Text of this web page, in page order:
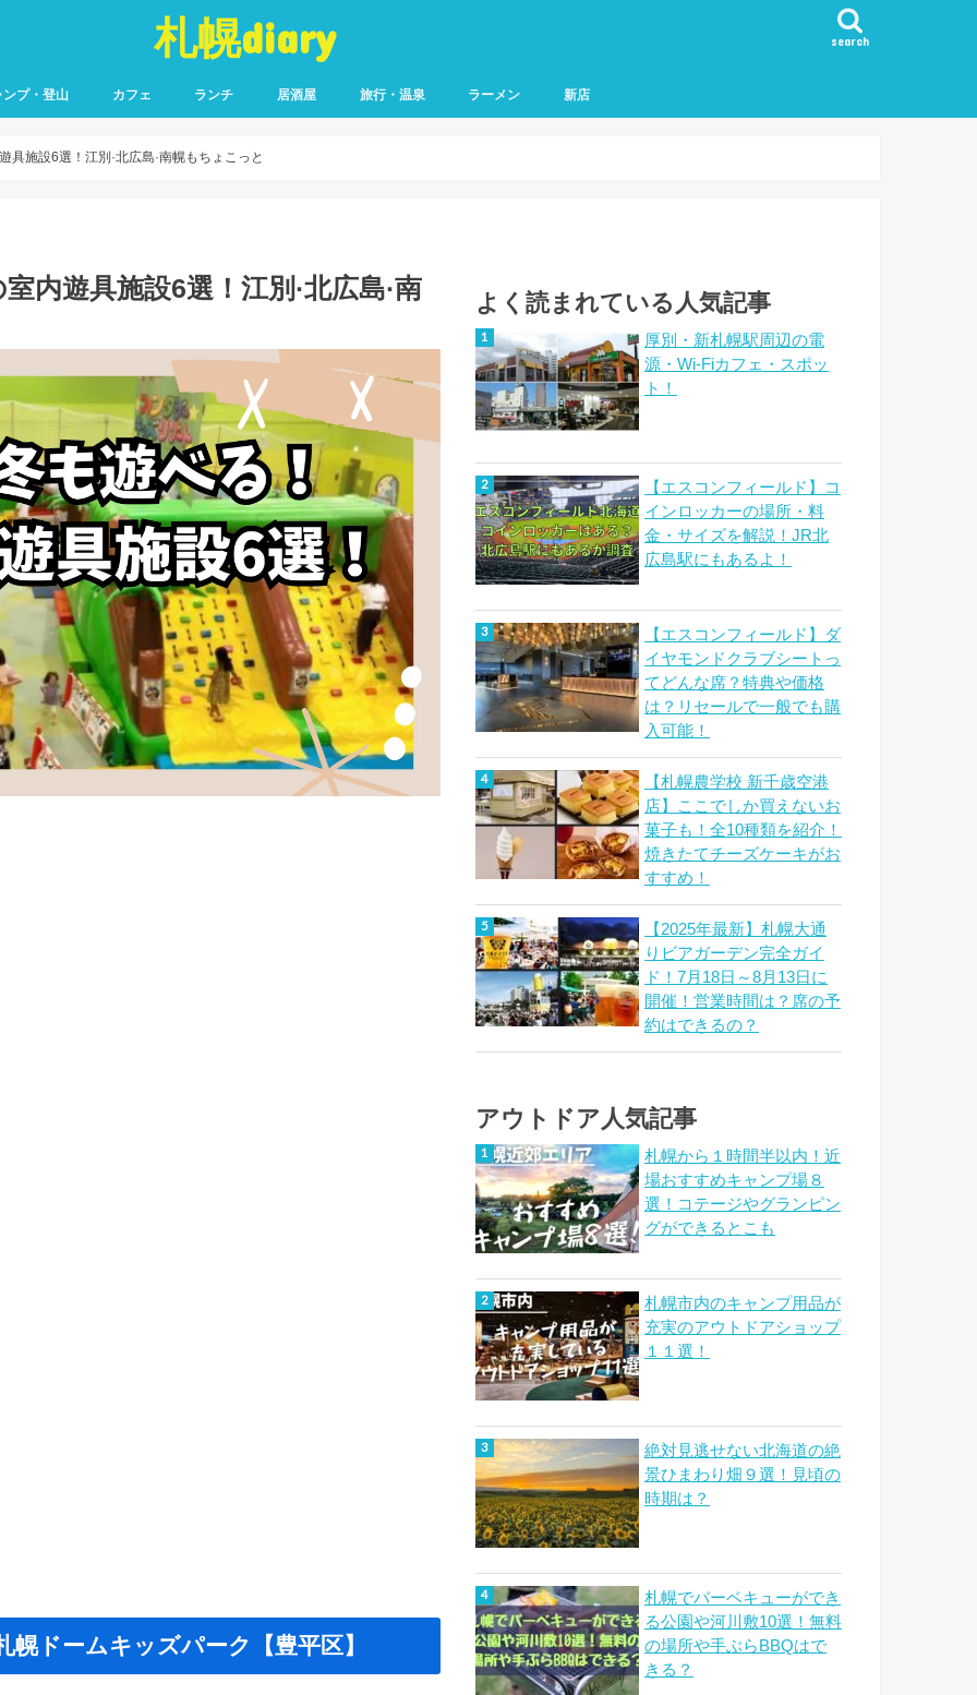
札幌diary search
プ・登山 カフェ ランチ 居酒屋 旅行・温泉 ラーメン 新店
具施設6選！江別·北広島·南幌もちょこっと
内遊具施設6選！江別·北広島·南
ドームキッズパーク【豊平区】
よく読まれている人気記事
厚別・新札幌駅周辺の電
源・Wi-Fiカフェ・スポッ
ト！
【エスコンフィールド】コ
インロッカーの場所・料
金・サイズを解説！JR北
広島駅にもあるよ！
【エスコンフィールド】ダ
イヤモンドクラブシートっ
てどんな席？特典や価格
は？リセールで一般でも購
入可能！
【札幌農学校 新千歳空港
店】ここでしか買えないお
菓子も！全10種類を紹介！
焼きたてチーズケーキがお
すすめ！
【2025年最新】札幌大通
りビアガーデン完全ガイ
ド！7月18日～8月13日に
開催！営業時間は？席の予
約はできるの？
アウトドア人気記事
札幌から１時間半以内！近
場おすすめキャンプ場８
選！コテージやグランピン
グができるとこも
札幌市内のキャンプ用品が
充実のアウトドアショップ
１１選！
絶対見逃せない北海道の絶
景ひまわり畑９選！見頃の
時期は？
札幌でバーベキューができ
る公園や河川敷10選！無料
の場所や手ぶらBBQはで
きる？